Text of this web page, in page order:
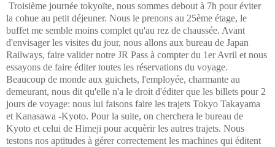
Troisième journée tokyoïte, nous sommes debout à 7h pour éviter
la cohue au petit déjeuner. Nous le prenons au 25ème étage, le
buffet me semble moins complet qu'au rez de chaussée. Avant
d'envisager les visites du jour, nous allons aux bureau de Japan
Railways, faire valider notre JR Pass à compter du 1er Avril et nous
essayons de faire éditer toutes les réservations du voyage.
Beaucoup de monde aux guichets, l'employée, charmante au
demeurant, nous dit qu'elle n'a le droit d'éditer que les billets pour 2
jours de voyage: nous lui faisons faire les trajets Tokyo Takayama
et Kanasawa -Kyoto. Pour la suite, on cherchera le bureau de
Kyoto et celui de Himeji pour acquèrir les autres trajets. Nous
testons nos aptitudes à gérer correctement les machines qui éditent